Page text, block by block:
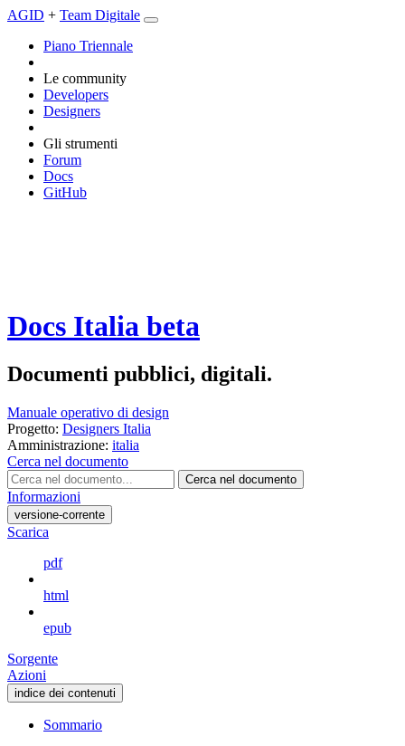
AGID + Team Digitale
Piano Triennale
Le community
Developers
Designers
Gli strumenti
Forum
Docs
GitHub
Docs Italia beta
Documenti pubblici, digitali.
Manuale operativo di design
Progetto: Designers Italia
Amministrazione: italia
Cerca nel documento
Cerca nel documento
Informazioni
versione-corrente
Scarica
pdf
html
epub
Sorgente
Azioni
indice dei contenuti
Sommario